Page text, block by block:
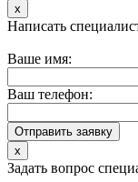
x
Написать
Ваше имя:
Ваш телефон:
x
Задать вопрос